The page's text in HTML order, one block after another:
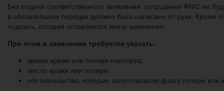
Без подачи соответственного заявления, сотрудники ФМС не
в обязательном порядке должно быть написано от руки. Кроме
подпись, которая оставляется внизу заявления.
При этом в заявлении требуется указать:
время кражи или потери паспорта;
место кражи или потери;
обстоятельства, которые сопутствовали факту потери или